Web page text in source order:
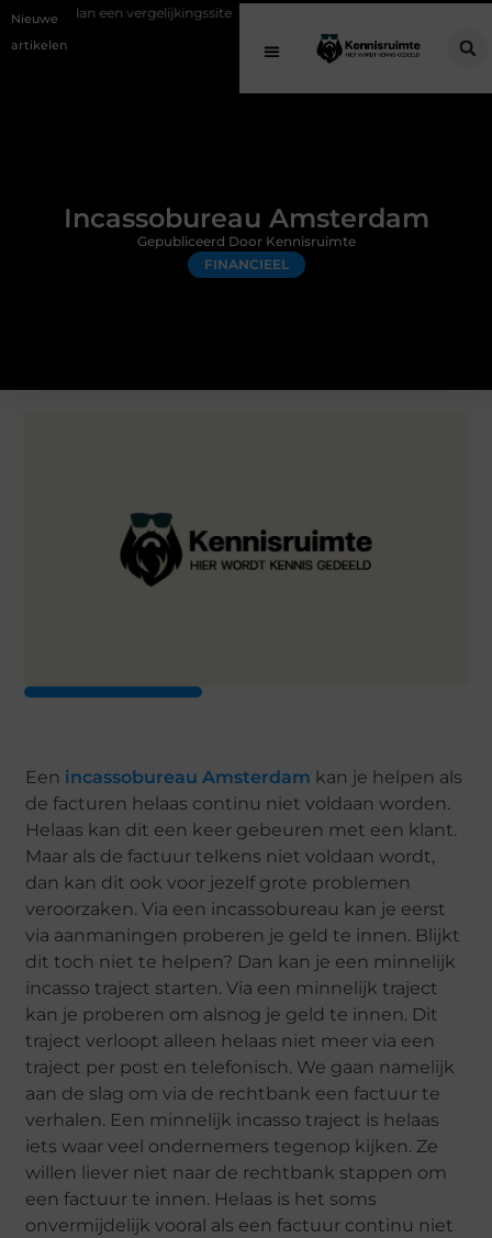
Nieuwe
artikelen
vergelijkingssite Schenking aan een goed doel: waarom geven
Incassobureau Amsterdam
FINANCIEEL
Gepubliceerd Door Kennisruimte
Een incassobureau Amsterdam kan je helpen als
de facturen helaas continu niet voldaan worden.
Helaas kan dit een keer gebeuren met een klant.
Maar als de factuur telkens niet voldaan wordt,
dan kan dit ook voor jezelf grote problemen
veroorzaken. Via een incassobureau kan je eerst
via aanmaningen proberen je geld te innen. Blijkt
dit toch niet te helpen? Dan kan je een minnelijk
incasso traject starten. Via een minnelijk traject
kan je proberen om alsnog je geld te innen. Dit
traject verloopt alleen helaas niet meer via een
traject per post en telefonisch. We gaan namelijk
aan de slag om via de rechtbank een factuur te
verhalen. Een minnelijk incasso traject is helaas
iets waar veel ondernemers tegenop kijken. Ze
willen liever niet naar de rechtbank stappen om
een factuur te innen. Helaas is het soms
onvermijdelijk vooral als een factuur continu niet